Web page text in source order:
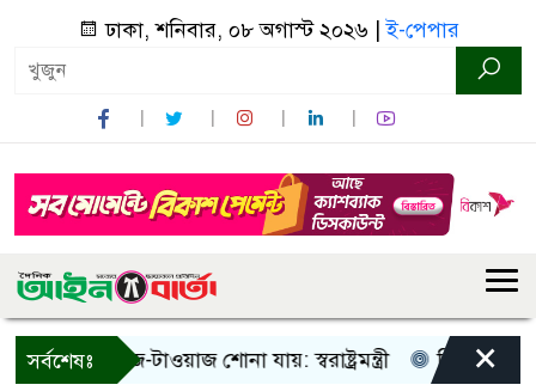
ঢাকা, শনিবার, ০৮ অগাস্ট ২০২৬ |ই-পেপার
সর্বশেষঃ
শুধু আওয়াজ-টাওয়াজ শোনা যায়: স্বরাষ্ট্রমন্ত্রী তিন দিনের
×